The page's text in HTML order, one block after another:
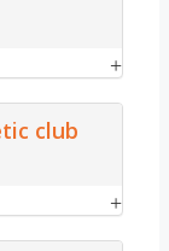
club